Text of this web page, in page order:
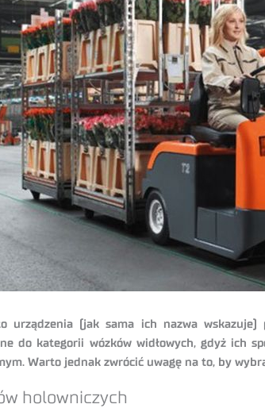
urządzenia (jak sama ich nazwa
do kategorii wózków widłowych, gdyż ich
Warto jednak zwrócić uwagę na to, by
holowniczych